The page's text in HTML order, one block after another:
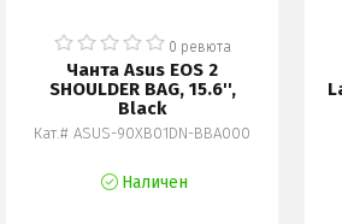
0 ревюта
Чанта Asus EOS 2
SHOULDER BAG, 15.6'',
Black
Кат.# ASUS-90XB01DN-BBA000
Наличен